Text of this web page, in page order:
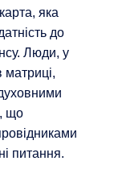
яка
до
Люди, у
що
питання.